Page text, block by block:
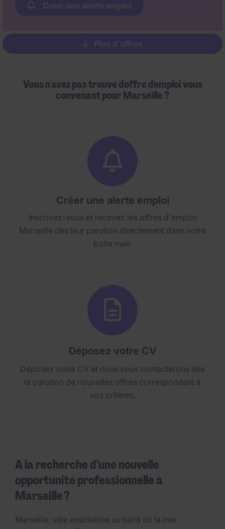
Créer une alerte emploi
Pagination
Plus d´offres
Vous n'avez pas trouvé d'offre d'emploi vous
convenant pour Marseille ?
Créer une alerte emploi
Inscrivez-vous et recevez les offres d'emploi
Marseille dès leur parution directement dans votre
boite mail.
Déposez votre CV
Déposez votre CV et nous vous contacterons dès
la parution de nouvelles offres correspondant à
vos critères.
A la recherche d’une nouvelle
opportunité professionnelle à
Marseille ?
Marseille, ville ensoleillée au bord de la mer